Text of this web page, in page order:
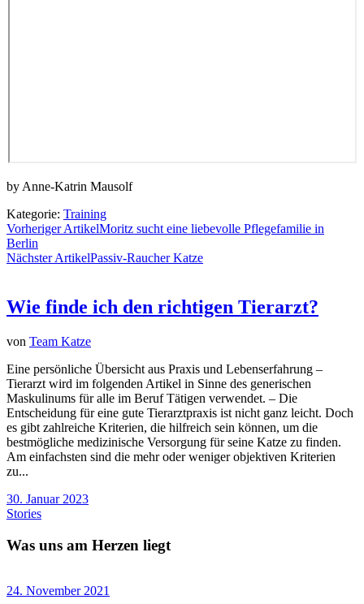
by Anne-Katrin Mausolf
Kategorie: Training
Vorheriger ArtikelMoritz sucht eine liebevolle Pflegefamilie in
Berlin
Nächster ArtikelPassiv-Raucher Katze
Wie finde ich den richtigen Tierarzt?
von Team Katze
Eine persönliche Übersicht aus Praxis und Lebenserfahrung –
Tierarzt wird im folgenden Artikel in Sinne des generischen
Maskulinums für alle im Beruf Tätigen verwendet. – Die
Entscheidung für eine gute Tierarztpraxis ist nicht ganz leicht. Doch
es gibt zahlreiche Kriterien, die hilfreich sein können, um die
bestmögliche medizinische Versorgung für seine Katze zu finden.
Am einfachsten sind die mehr oder weniger objektiven Kriterien
zu...
30. Januar 2023
Stories
Was uns am Herzen liegt
24. November 2021